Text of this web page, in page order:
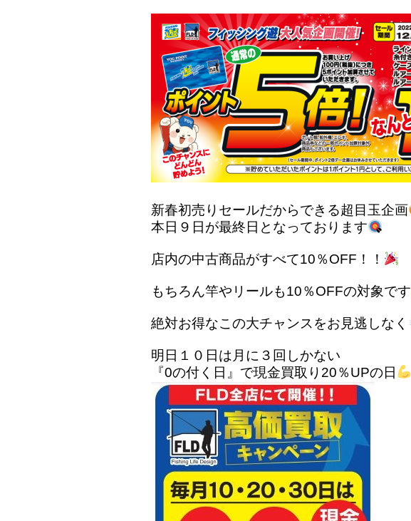
新春初売りセールだからできる超目玉企画
本日９日が最終日となっております
店内の中古商品がすべて10％OFF！！
もちろん竿やリールも10％OFFの対象です
絶対お得なこの大チャンスをお見逃しなく
明日１０日は月に３回しかない
『0の付く日』で現金買取り20％UPの日